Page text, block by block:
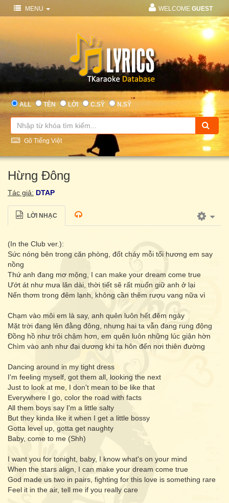
MENU WELCOME GUEST
ALL TÊN LỜI C.SỸ N.SỸ
Gõ Tiếng Việt
Hừng Đông
Tác giả: DTAP
LỜI NHẠC
(In the Club ver.):
Sức nóng bên trong căn phòng, đốt cháy mỗi tối hương em say
nồng
Thứ anh đang mơ mộng, I can make your dream come true
Ướt át như mưa lăn dài, thời tiết sẽ rất muốn giữ anh ở lại
Nến thơm trong đêm lạnh, không cần thêm rượu vang nữa vì
Chạm vào môi em là say, anh quên luôn hết đêm ngày
Mặt trời đang lên đằng đông, nhưng hai ta vẫn đang rung động
Đồng hồ như trôi chậm hơn, em quên luôn những lúc giận hờn
Chìm vào anh như đại dương khi ta hôn đến nơi thiên đường
Dancing around in my tight dress
I'm feeling myself, got them all, looking the next
Just to look at me, I don't mean to be like that
Everywhere I go, color the road with facts
All them boys say I'm a little salty
But they kinda like it when I get a little bossy
Gotta level up, gotta get naughty
Baby, come to me (Shh)
I want you for tonight, baby, I know what's on your mind
When the stars align, I can make your dream come true
God made us two in pairs, fighting for this love is something rare
Feel it in the air, tell me if you really care